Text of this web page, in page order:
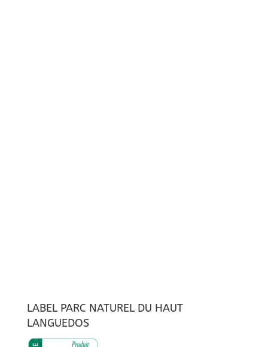
LABEL PARC NATUREL DU HAUT
LANGUEDOS